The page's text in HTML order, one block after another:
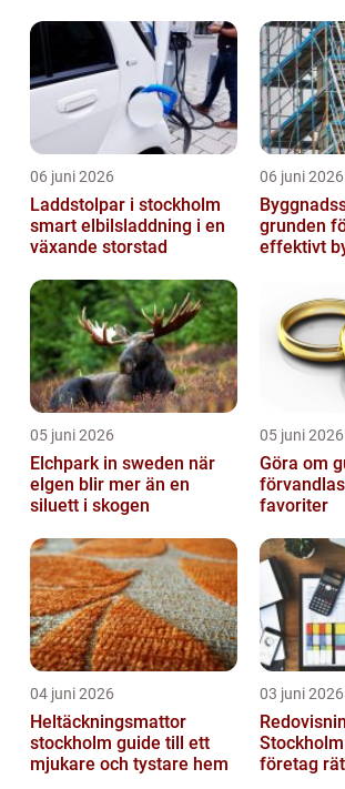
06 juni 2026
Laddstolpar i stockholm
smart elbilsladdning i en
växande storstad
06 juni 2026
grunden
effektivt
05 juni 2026
Elchpark in sweden när
elgen blir mer än en
siluett i skogen
05 juni 2026
Göra om
favoriter
04 juni 2026
Heltäckningsmattor
stockholm guide till ett
mjukare och tystare hem
03 juni 2026
företag